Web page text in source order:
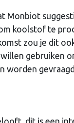
Monbiot
koolstof te
zou je dit
gebruiken
worden
dit is een